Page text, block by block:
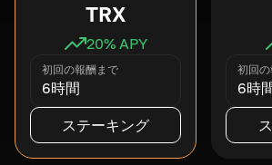
TRX
20% APY
初回の報酬まで
6時間
ステーキング
初回
6時